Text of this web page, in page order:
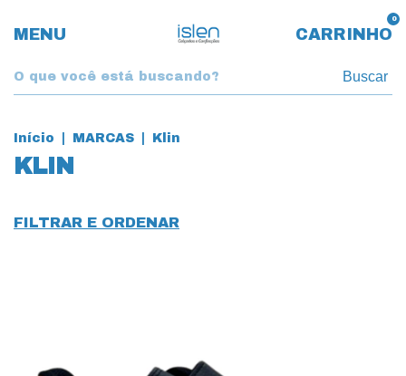
MENU CARRINHO
0
Buscar
Início MARCAS Klin
KLIN
FILTRAR E ORDENAR